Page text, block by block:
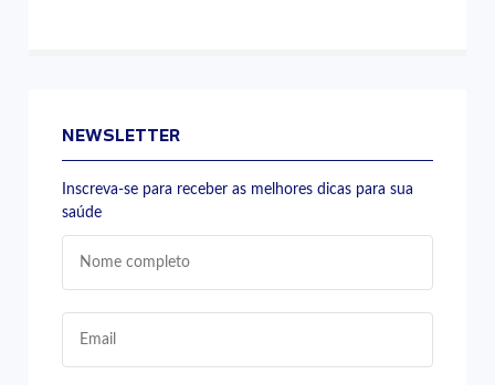
NEWSLETTER
Inscreva-se para receber as melhores dicas para sua
saúde